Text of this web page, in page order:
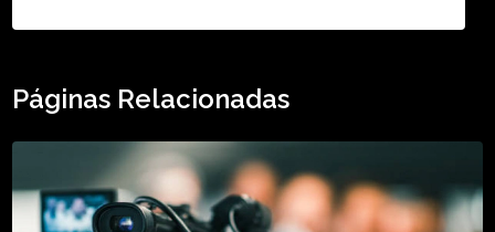
Páginas Relacionadas